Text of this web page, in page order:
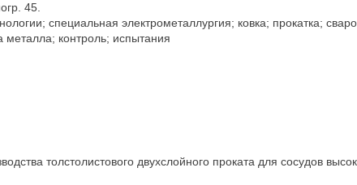
45.
специальная электрометаллургия; ковка; прокатка;
металла; контроль; испытания
толстолистового двухслойного проката для сосудов